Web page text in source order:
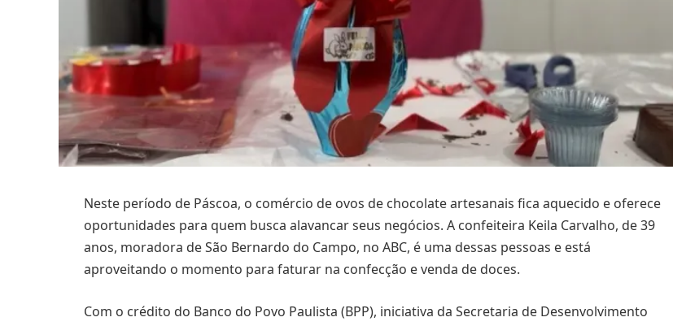
Neste período de Páscoa, o comércio de ovos de chocolate artesanais fica aquecido e oferece
oportunidades para quem busca alavancar seus negócios. A confeiteira Keila Carvalho, de 39
anos, moradora de São Bernardo do Campo, no ABC, é uma dessas pessoas e está
aproveitando o momento para faturar na confecção e venda de doces.
Com o crédito do Banco do Povo Paulista (BPP), iniciativa da Secretaria de Desenvolvimento